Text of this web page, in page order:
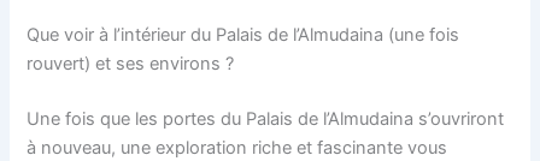
Que voir à l’intérieur du Palais de l’Almudaina (une fois
rouvert) et ses environs ?
Une fois que les portes du Palais de l’Almudaina s’ouvriront
à nouveau, une exploration riche et fascinante vous